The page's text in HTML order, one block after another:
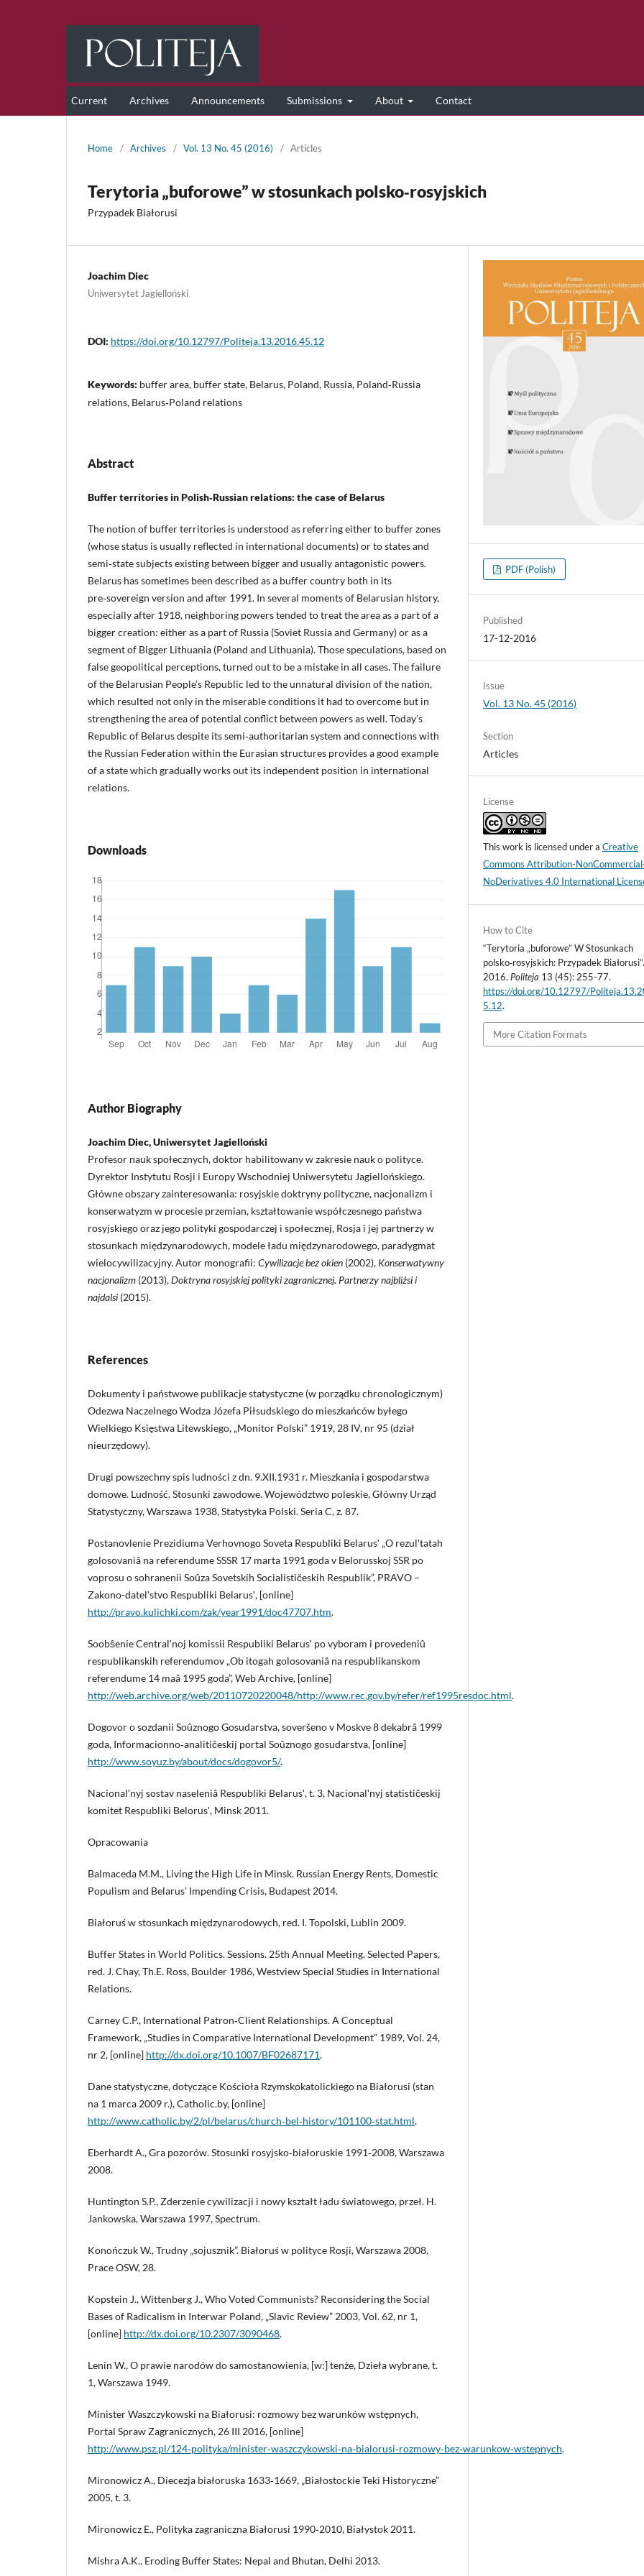
Current Archives Announcements Submissions About Contact
Home / Archives / Vol. 13 No. 45 (2016) / Articles
Terytoria „buforowe” w stosunkach polsko‑rosyjskich
Przypadek Białorusi
Joachim Diec
Uniwersytet Jagielloński
DOI: https://doi.org/10.12797/Politeja.13.2016.45.12
Keywords: buffer area, buffer state, Belarus, Poland, Russia, Poland‑Russia
relations, Belarus‑Poland relations
Abstract
Buffer territories in Polish‑Russian relations: the case of Belarus
The notion of buffer territories is understood as referring either to buffer zones
(whose status is usually reflected in international documents) or to states and
semi‑state subjects existing between bigger and usually antagonistic powers.
Belarus has sometimes been described as a buffer country both in its
pre‑sovereign version and after 1991. In several moments of Belarusian history,
especially after 1918, neighboring powers tended to treat the area as a part of a
bigger creation: either as a part of Russia (Soviet Russia and Germany) or as a
segment of Bigger Lithuania (Poland and Lithuania). Those speculations, based on
false geopolitical perceptions, turned out to be a mistake in all cases. The failure
of the Belarusian People’s Republic led to the unnatural division of the nation,
which resulted not only in the miserable conditions it had to overcome but in
strengthening the area of potential conflict between powers as well. Today’s
Republic of Belarus despite its semi‑authoritarian system and connections with
the Russian Federation within the Eurasian structures provides a good example
of a state which gradually works out its independent position in international
relations.
Downloads
Author Biography
Joachim Diec, Uniwersytet Jagielloński
Profesor nauk społecznych, doktor habilitowany w zakresie nauk o polityce.
Dyrektor Instytutu Rosji i Europy Wschodniej Uniwersytetu Jagiellońskiego.
Główne obszary zainteresowania: rosyjskie doktryny polityczne, nacjonalizm i
konserwatyzm w procesie przemian, kształtowanie współczesnego państwa
rosyjskiego oraz jego polityki gospodarczej i społecznej, Rosja i jej partnerzy w
stosunkach międzynarodowych, modele ładu międzynarodowego, paradygmat
wielocywilizacyjny. Autor monografii: Cywilizacje bez okien (2002), Konserwatywny
nacjonalizm (2013),Doktryna rosyjskiej polityki zagranicznej. Partnerzy najbliżsi i
najdalsi (2015).
References
Dokumenty i państwowe publikacje statystyczne (w porządku chronologicznym)
Odezwa Naczelnego Wodza Józefa Piłsudskiego do mieszkańców byłego
Wielkiego Księstwa Litewskiego, „Monitor Polski” 1919, 28 IV, nr 95 (dział
nieurzędowy).
Drugi powszechny spis ludności z dn. 9.XII.1931 r. Mieszkania i gospodarstwa
domowe. Ludność. Stosunki zawodowe. Województwo poleskie, Główny Urząd
Statystyczny, Warszawa 1938, Statystyka Polski. Seria C, z. 87.
Postanovlenie Prezidiuma Verhovnogo Soveta Respubliki Belarusʹ „O rezulʹtatah
golosovaniâ na referendume SSSR 17 marta 1991 goda v Belorusskoj SSR po
voprosu o sohranenii Soûza Sovetskih Socialističeskih Respublik”, PRAVO –
Zakono-datelʹstvo Respubliki Belarusʹ, [online]
http://pravo.kulichki.com/zak/year1991/doc47707.htm.
Soobŝenie Centralʹnoj komissii Respubliki Belarusʹ po vyboram i provedeniû
respublikanskih referendumov „Ob itogah golosovaniâ na respublikanskom
referendume 14 maâ 1995 goda”, Web Archive, [online]
http://web.archive.org/web/20110720220048/http://www.rec.gov.by/refer/ref1995resdoc.html.
Dogovor o sozdanii Soûznogo Gosudarstva, soveršeno v Moskve 8 dekabrâ 1999
goda, Informacionno‑analitičeskij portal Soûznogo gosudarstva, [online]
http://www.soyuz.by/about/docs/dogovor5/.
Nacionalʹnyj sostav naseleniâ Respubliki Belarusʹ, t. 3, Nacionalʹnyj statističeskij
komitet Respubliki Belorusʹ, Minsk 2011.
Opracowania
Balmaceda M.M., Living the High Life in Minsk. Russian Energy Rents, Domestic
Populism and Belarus’ Impending Crisis, Budapest 2014.
Białoruś w stosunkach międzynarodowych, red. I. Topolski, Lublin 2009.
Buffer States in World Politics. Sessions. 25th Annual Meeting. Selected Papers,
red. J. Chay, Th.E. Ross, Boulder 1986, Westview Special Studies in International
Relations.
Carney C.P., International Patron‑Client Relationships. A Conceptual
Framework, „Studies in Comparative International Development” 1989, Vol. 24,
nr 2, [online] http://dx.doi.org/10.1007/BF02687171.
Dane statystyczne, dotyczące Kościoła Rzymskokatolickiego na Białorusi (stan
na 1 marca 2009 r.), Catholic.by, [online]
http://www.catholic.by/2/pl/belarus/church‑bel‑history/101100‑stat.html.
Eberhardt A., Gra pozorów. Stosunki rosyjsko‑białoruskie 1991‑2008, Warszawa
2008.
Huntington S.P., Zderzenie cywilizacji i nowy kształt ładu światowego, przeł. H.
Jankowska, Warszawa 1997, Spectrum.
Konończuk W., Trudny „sojusznik”. Białoruś w polityce Rosji, Warszawa 2008,
Prace OSW, 28.
Kopstein J., Wittenberg J., Who Voted Communists? Reconsidering the Social
Bases of Radicalism in Interwar Poland, „Slavic Review” 2003, Vol. 62, nr 1,
[online] http://dx.doi.org/10.2307/3090468.
Lenin W., O prawie narodów do samostanowienia, [w:] tenże, Dzieła wybrane, t.
1, Warszawa 1949.
Minister Waszczykowski na Białorusi: rozmowy bez warunków wstępnych,
Portal Spraw Zagranicznych, 26 III 2016, [online]
http://www.psz.pl/124‑polityka/minister‑waszczykowski‑na‑bialorusi‑rozmowy‑bez‑warunkow‑wstepnych.
Mironowicz A., Diecezja białoruska 1633‑1669, „Białostockie Teki Historyczne”
2005, t. 3.
Mironowicz E., Polityka zagraniczna Białorusi 1990‑2010, Białystok 2011.
Mishra A.K., Eroding Buffer States: Nepal and Bhutan, Delhi 2013.
PDF (Polish)
Published
17-12-2016
Issue
Vol. 13 No. 45 (2016)
Section
Articles
License
This work is licensed under aCreative
Commons Attribution-
NoDerivatives 4.0 International
How to Cite
“Terytoria „buforowe” W Stosunkach
polsko‑rosyjskich: Przypadek Białorusi”.
2016. Politeja 13 (45): 255-77.
https://doi.org/10.12797/
5.12.
More Citation Formats